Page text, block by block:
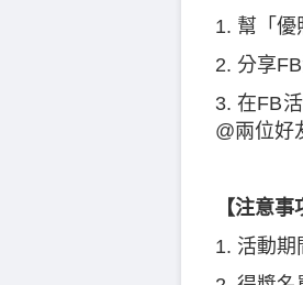
1. 幫「優
2. 分享
3. 在FB
@兩位好
【注意事
1. 活動期